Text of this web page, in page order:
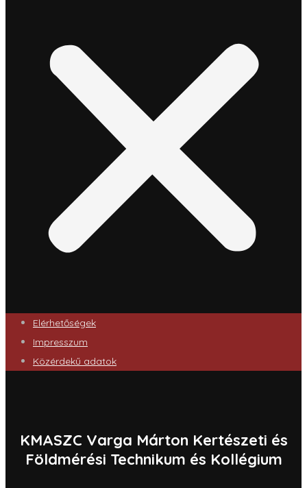
Elérhetőségek
Impresszum
Közérdekű adatok
KMASZC Varga Márton Kertészeti és
Földmérési Technikum és Kollégium